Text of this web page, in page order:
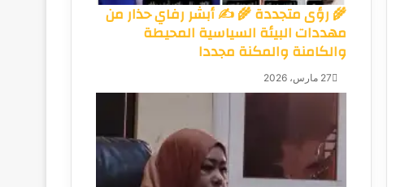
🌾 رؤى متجددة 🌾 ✍️ أبشر رفاي حذار من
مهددات البيئة السياسية المحيطة
والكامنة والمكنة مجددا
27 مارس، 2026